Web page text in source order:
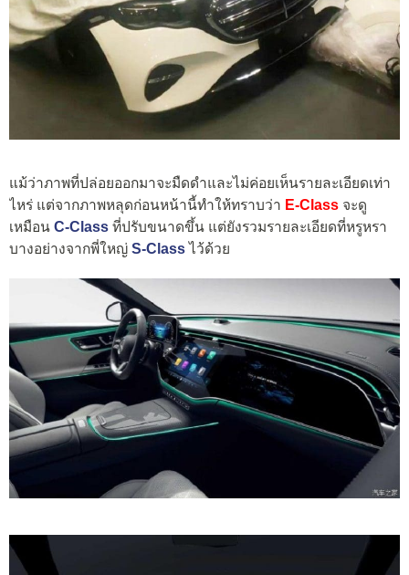
แม้ว่าภาพที่ปล่อยออกมาจะมืดดำและไม่ค่อยเห็นรายละเอียดเท่า
ไหร่ แต่จากภาพหลุดก่อนหน้านี้ทำให้ทราบว่า E-Class จะดู
เหมือน C-Class ที่ปรับขนาดขึ้น แต่ยังรวมรายละเอียดที่หรูหรา
บางอย่างจากพี่ใหญ่ S-Classไว้ด้วย